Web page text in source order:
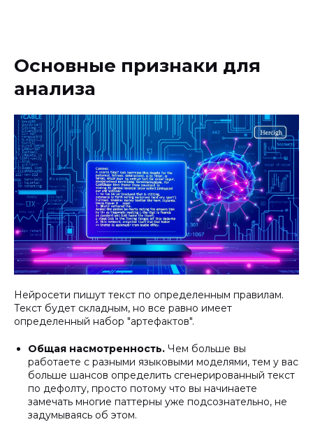
Основные признаки для
анализа
Нейросети пишут текст по определенным правилам.
Текст будет складным, но все равно имеет
определенный набор "артефактов".
Общая насмотренность. Чем больше вы
работаете с разными языковыми моделями, тем у вас
больше шансов определить сгенерированный текст
по дефолту, просто потому что вы начинаете
замечать многие паттерны уже подсознательно, не
задумываясь об этом.